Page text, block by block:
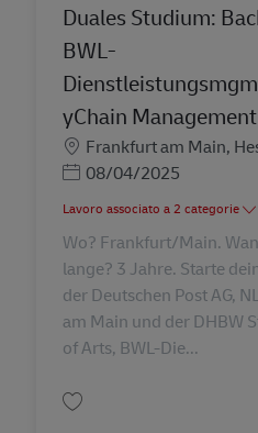
Duales Studium:
BWL-
yChain Management
SedeFrankfurt am Main,
Posted Date
08/04/2025
Lavoro associato a 2 categorie
Wo? Frankfurt/Main.
lange? 3 Jahre. Starte
der Deutschen Post AG,
am Main und der DHBW
of Arts, BWL-Die...